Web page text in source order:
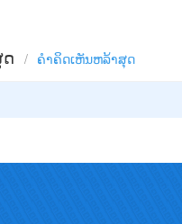
/ ຄຳຄິດເຫັນ​ຫລ້າ​ສຸດ